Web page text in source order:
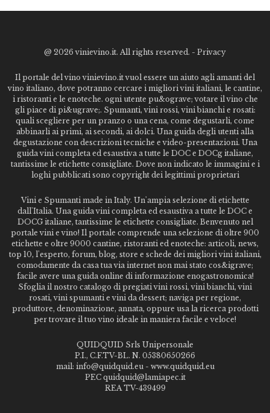
@ 2026 vinievino.it. All rights reserved. - Privacy
Il portale del vino vinievino.it vuol essere un aiuto agli amanti del
vino italiano, dove potranno cercare i migliori vini italiani, le cantine,
i ristoranti e le enoteche. ogni utente pu&ograve; votare il vino che
gli piace di pi&ugrave;. Spumanti, vini rossi, vini bianchi e rosati:
quali scegliere per un pranzo o una cena, come degustarli, come
abbinarli ai primi, ai secondi, ai dolci. Una guida degli utenti alla
degustazione con descrizioni tecniche e video-presentazioni. Una
guida vini completa ed esaustiva a tutte le DOC e DOCg italiane,
tantissime le etichette consigliate. Dove non indicato le immagini e i
loghi pubblicati sono copyright dei legittimi proprietari
Vini e Spumanti made in Italy. Un'ampia selezione di etichette
dall'Italia. Una guida vini completa ed esaustiva a tutte le DOC e
DOCG italiane, tantissime le etichette consigliate. Benvenuto nel
portale vini e vino! Il portale comprende una selezione di oltre 900
etichette e oltre 9000 cantine, ristoranti ed enoteche: articoli, news,
top 10, l'esperto, forum, blog, store e schede dei migliori vini italiani,
comodamente da casa tua via internet non mai stato cos&igrave;
facile avere una guida online di informazione enogastronomica!
Sfoglia il nostro catalogo di pregiati vini rossi, vini bianchi, vini
rosati, vini spumanti e vini da dessert; naviga per regione,
produttore, denominazione, annata, oppure usa la ricerca prodotti
per trovare il tuo vino ideale in maniera facile e veloce!
QUIDQUID Srls Unipersonale
P.I., C.F.TV-BL. N. 05380650266
mail: info@quidquid.eu - www.quidquid.eu
PEC quidquid@lamiapec.it
REA TV-439499